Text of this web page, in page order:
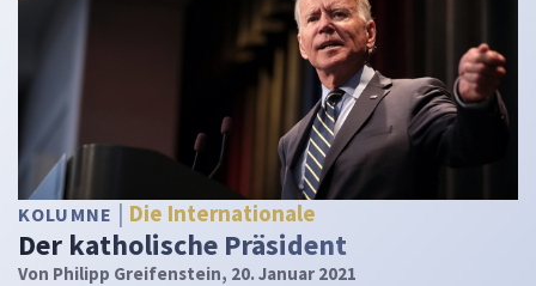
KOLUMNE Die Internationale
Der katholische Präsident
Von Philipp Greifenstein, 20. Januar 2021